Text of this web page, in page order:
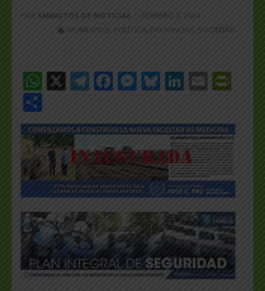
POR 5MINUTOS DE NOTICIAS
FEBRERO 3, 2024
MUNICIPIOS POLÍTICA PROVINCIAS SOCIEDAD
WhatsApp
X Telegram
Facebook
Messenger
Bluesky
LinkedIn
Email